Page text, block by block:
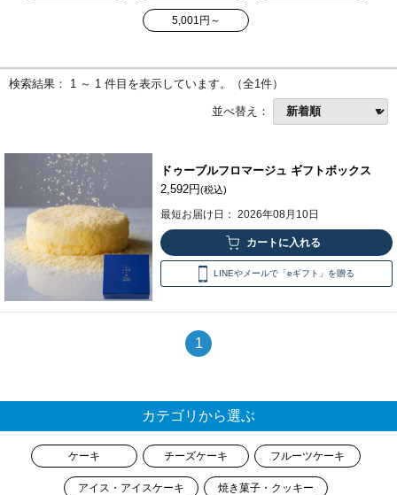
5,001円～
検索結果： 1 ～ 1 件目を表示しています。（全1件）
並べ替え：
ドゥーブルフロマージュ ギフトボックス
2,592円(税込)
最短お届け日： 2026年08月10日
LINEやメールで「eギフト」を贈る
1
カテゴリから選ぶ
ケーキ チーズケーキ フルーツケーキ
アイス・アイスケーキ 焼き菓子・クッキー